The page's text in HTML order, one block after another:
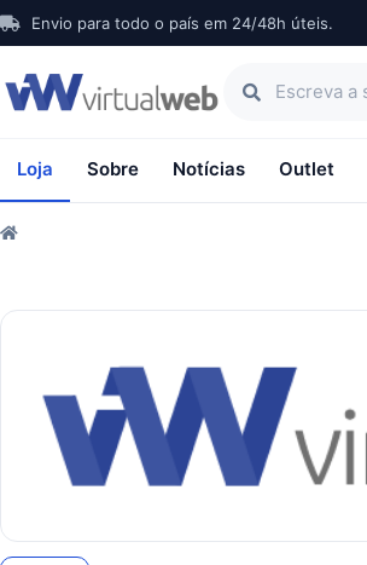
Envio para todo o país em 24/48h úteis.
Loja Sobre Notícias Outlet